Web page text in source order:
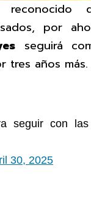
reconocido
por
seguirá
tres años más.
seguir con las
30, 2025